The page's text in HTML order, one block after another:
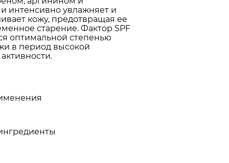
интенсивно увлажняет и
кожу, предотвращая ее
старение. Фактор SPF
оптимальной степенью
в период высокой